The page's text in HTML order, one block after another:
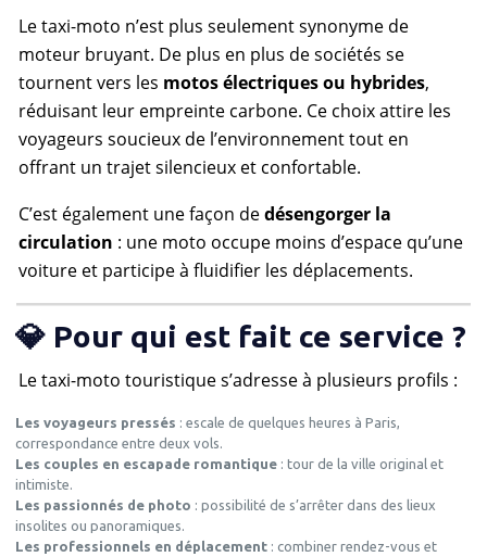
Le taxi-moto n’est plus seulement synonyme de
moteur bruyant. De plus en plus de sociétés se
tournent vers les motos électriques ou hybrides,
réduisant leur empreinte carbone. Ce choix attire les
voyageurs soucieux de l’environnement tout en
offrant un trajet silencieux et confortable.
C’est également une façon dedésengorger la
circulation : une moto occupe moins d’espace qu’une
voiture et participe à fluidifier les déplacements.
💎 Pour qui est fait ce service ?
Le taxi-moto touristique s’adresse à plusieurs profils :
Les voyageurs pressés : escale de quelques heures à Paris,
correspondance entre deux vols.
Les couples en escapade romantique : tour de la ville original et
intimiste.
Les passionnés de photo : possibilité de s’arrêter dans des lieux
insolites ou panoramiques.
Les professionnels en déplacement : combiner rendez-vous et